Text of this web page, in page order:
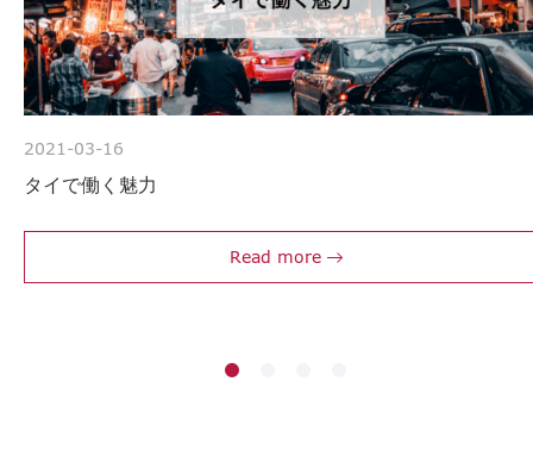
2021-03-16
タイで働く魅力
Read more